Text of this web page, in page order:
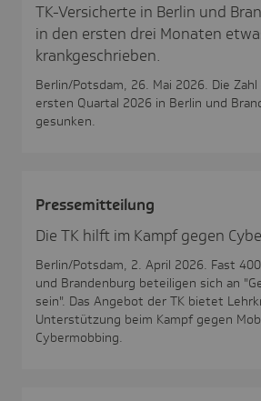
TK-Versicherte in Berlin und
in den ersten drei Monaten
krankgeschrieben.
Berlin/Potsdam, 26. Mai 2026. Die
ersten Quartal 2026 in Berlin und
gesunken.
Pres­se­mit­tei­lung
Die TK hilft im Kampf gegen
Berlin/Potsdam, 2. April 2026. Fast
und Brandenburg beteiligen sich an
sein". Das Angebot der TK bietet
Unterstützung beim Kampf gegen
Cybermobbing.